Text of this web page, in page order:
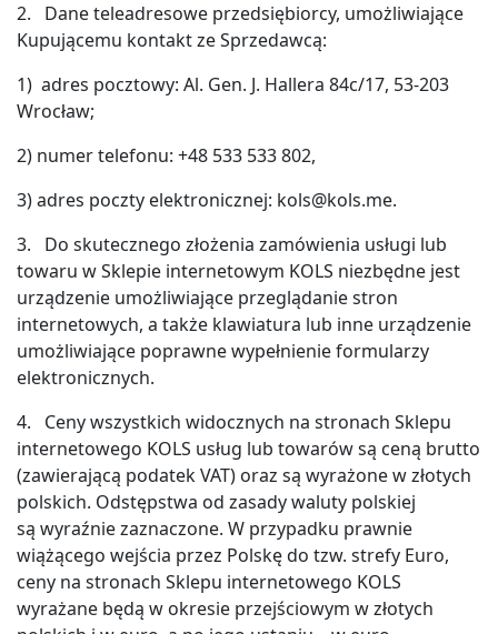
2. Dane teleadresowe przedsiębiorcy, umożliwiające
Kupującemu kontakt ze Sprzedawcą:
1) adres pocztowy: Al. Gen. J. Hallera 84c/17, 53-203
Wrocław;
2) numer telefonu: +48 533 533 802,
3) adres poczty elektronicznej: kols@kols.me.
3. Do skutecznego złożenia zamówienia usługi lub
towaru w Sklepie internetowym KOLS niezbędne jest
urządzenie umożliwiające przeglądanie stron
internetowych, a także klawiatura lub inne urządzenie
umożliwiające poprawne wypełnienie formularzy
elektronicznych.
4. Ceny wszystkich widocznych na stronach Sklepu
internetowego KOLS usług lub towarów są ceną brutto
(zawierającą podatek VAT) oraz są wyrażone w złotych
polskich. Odstępstwa od zasady waluty polskiej
są wyraźnie zaznaczone. W przypadku prawnie
wiążącego wejścia przez Polskę do tzw. strefy Euro,
ceny na stronach Sklepu internetowego KOLS
wyrażane będą w okresie przejściowym w złotych